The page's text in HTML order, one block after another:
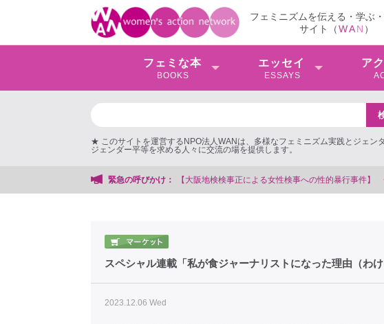
フェミニズムを伝える・学ぶ
サイト（WAN ）
フェミな本
BOOKS
エッセイ
ESSAYS
ア
★ このサイトを運営するNPO法人WANは、多様なフェミニズム実践とジェン
ジェンダー平等を求める人々に交流の場を提供します。
緊急の呼びかけ： 【抗議文】2026年3月13日第6次男女
スペシャル連載「私が食ジャーナリストになった理由（わ
2023.12.06 Wed